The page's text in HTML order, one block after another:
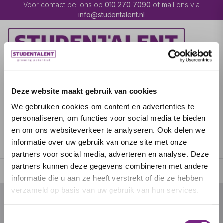
Deze website maakt gebruik van cookies
We gebruiken cookies om content en advertenties te
personaliseren, om functies voor social media te bieden
en om ons websiteverkeer te analyseren. Ook delen we
informatie over uw gebruik van onze site met onze
partners voor social media, adverteren en analyse. Deze
partners kunnen deze gegevens combineren met andere
informatie die u aan ze heeft verstrekt of die ze hebben
verzameld op basis van uw gebruik van hun services.
Voor contact bel ons op 010 270 7090 of mail ons via
info@studentalent.nl
UITZENDKRACHT
IK BEN WERKGEVER OVER STUDENTALENT
SPECIALISATIES